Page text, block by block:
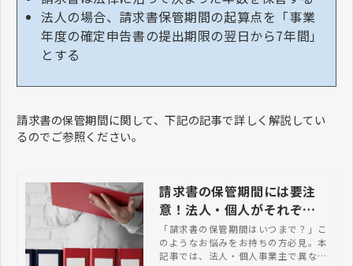
法人の場合、請求書保管期間の起算点を「事業
年度の確定申告書の提出期限の翌日から7年間」
とする
請求書の保管期間に関して、下記の記事で詳しく解説してい
るのでご参照ください。
請求書の保管期間には要注
意！法人・個人がそれぞれ
管理すべき年数とは
「請求書の保管期間はいつまで？」こ
のようなお悩みをお持ちの方必見。本
記事では、法人・個人事業主で異なる